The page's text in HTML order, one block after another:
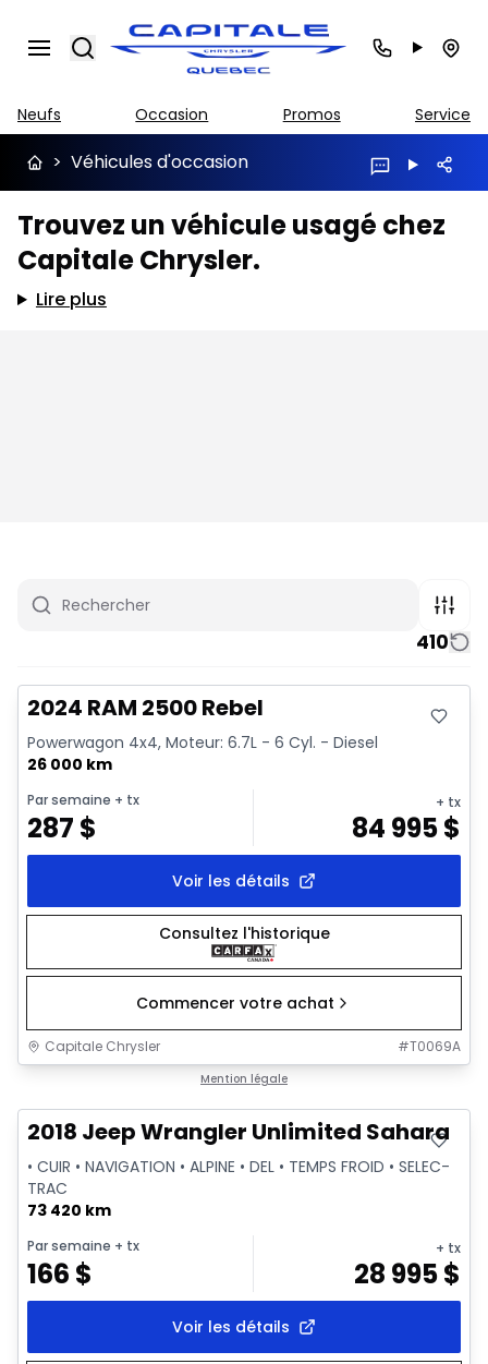
Search
Neufs Occasion Promos Service
> Véhicules d'occasion
Trouvez un véhicule usagé chez
Capitale Chrysler.
Lire plus
410
Vidéo disponible
2024 RAM 2500 Rebel
Powerwagon 4x4, Moteur: 6.7L - 6 Cyl. - Diesel
26 000 km
Par semaine + tx
287 $
+ tx
84 995$
Voir les détails
Consultez l'historique
Commencer votre achat
Capitale Chrysler #T0069A
Mention légale
2018 Jeep Wrangler Unlimited Sahara
• CUIR • NAVIGATION • ALPINE • DEL • TEMPS FROID • SELEC-
TRAC
73 420 km
Par semaine + tx
166 $
+ tx
28 995$
Voir les détails